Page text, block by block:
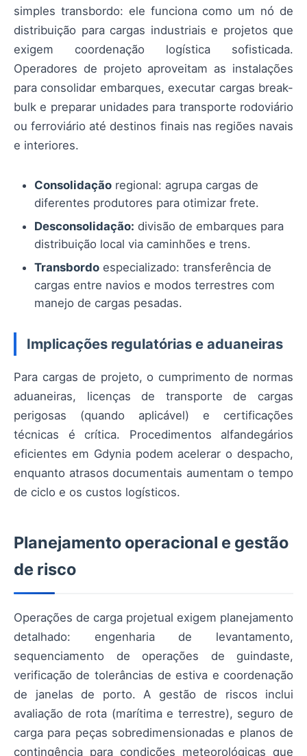
simples transbordo: ele funciona como um nó de
distribuição para cargas industriais e projetos que
exigem coordenação logística sofisticada.
Operadores de projeto aproveitam as instalações
para consolidar embarques, executar cargas break-
bulk e preparar unidades para transporte rodoviário
ou ferroviário até destinos finais nas regiões navais
e interiores.
Consolidação regional: agrupa cargas de
diferentes produtores para otimizar frete.
Desconsolidação: divisão de embarques para
distribuição local via caminhões e trens.
Transbordo especializado: transferência de
cargas entre navios e modos terrestres com
manejo de cargas pesadas.
Implicações regulatórias e aduaneiras
Para cargas de projeto, o cumprimento de normas
aduaneiras, licenças de transporte de cargas
perigosas (quando aplicável) e certificações
técnicas é crítica. Procedimentos alfandegários
eficientes em Gdynia podem acelerar o despacho,
enquanto atrasos documentais aumentam o tempo
de ciclo e os custos logísticos.
Planejamento operacional e gestão
de risco
Operações de carga projetual exigem planejamento
detalhado: engenharia de levantamento,
sequenciamento de operações de guindaste,
verificação de tolerâncias de estiva e coordenação
de janelas de porto. A gestão de riscos inclui
avaliação de rota (marítima e terrestre), seguro de
carga para peças sobredimensionadas e planos de
contingência para condições meteorológicas que